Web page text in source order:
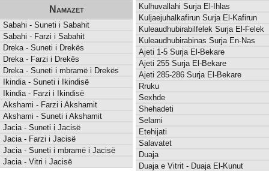
Namazet
Sabahi - Suneti i Sabahit
Sabahi - Farzi i Sabahit
Dreka - Suneti i Drekës
Dreka - Farzi i Drekës
Dreka - Suneti i mbramë i Drekës
Ikindia - Suneti i Ikindisë
Ikindia - Farzi i Ikindisë
Akshami - Farzi i Akshamit
Akshami - Suneti i Akshamit
Jacia - Suneti i Jacisë
Jacia - Farzi i Jacisë
Jacia - Suneti i mbramë i Jacisë
Jacia - Vitri i Jacisë
Kulhuvallahi Surja El-Ihlas
Kuljaejuhalkafirun Surja El-Kafirun
Kuleaudhubirabilfelek Surja El-Felek
Kuleaudhubirabinas Surja En-Nas
Ajeti 1-5 Surja El-Bekare
Ajeti 255 Surja El-Bekare
Ajeti 285-286 Surja El-Bekare
Rruku
Sexhde
Shehadeti
Selami
Etehijati
Salavatet
Duaja
Duaja e Vitrit - Duaja El-Kunut